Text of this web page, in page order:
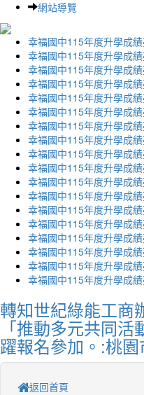
網站導覽
幸福國中115年度升學成
幸福國中115年度升學成
幸福國中115年度升學成
幸福國中115年度升學成
幸福國中115年度升學成
幸福國中115年度升學成
幸福國中115年度升學成
幸福國中115年度升學成
幸福國中115年度升學成
幸福國中115年度升學成
幸福國中115年度升學成
幸福國中115年度升學成
幸福國中115年度升學成
幸福國中115年度升學成
幸福國中115年度升學成
幸福國中115年度升學成
幸福國中115年度升學成
幸福國中115年度升學成
轉知世紀綠能工商
「推動多元共同
躍報名參加。:桃
返回首頁